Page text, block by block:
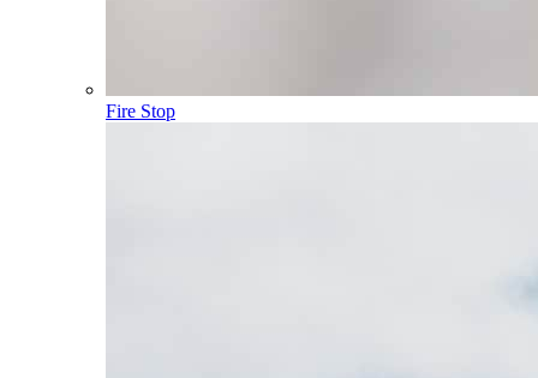
Fire Stop